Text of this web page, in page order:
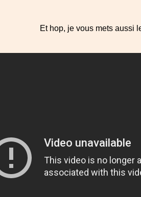
Et hop, je vous mets aussi